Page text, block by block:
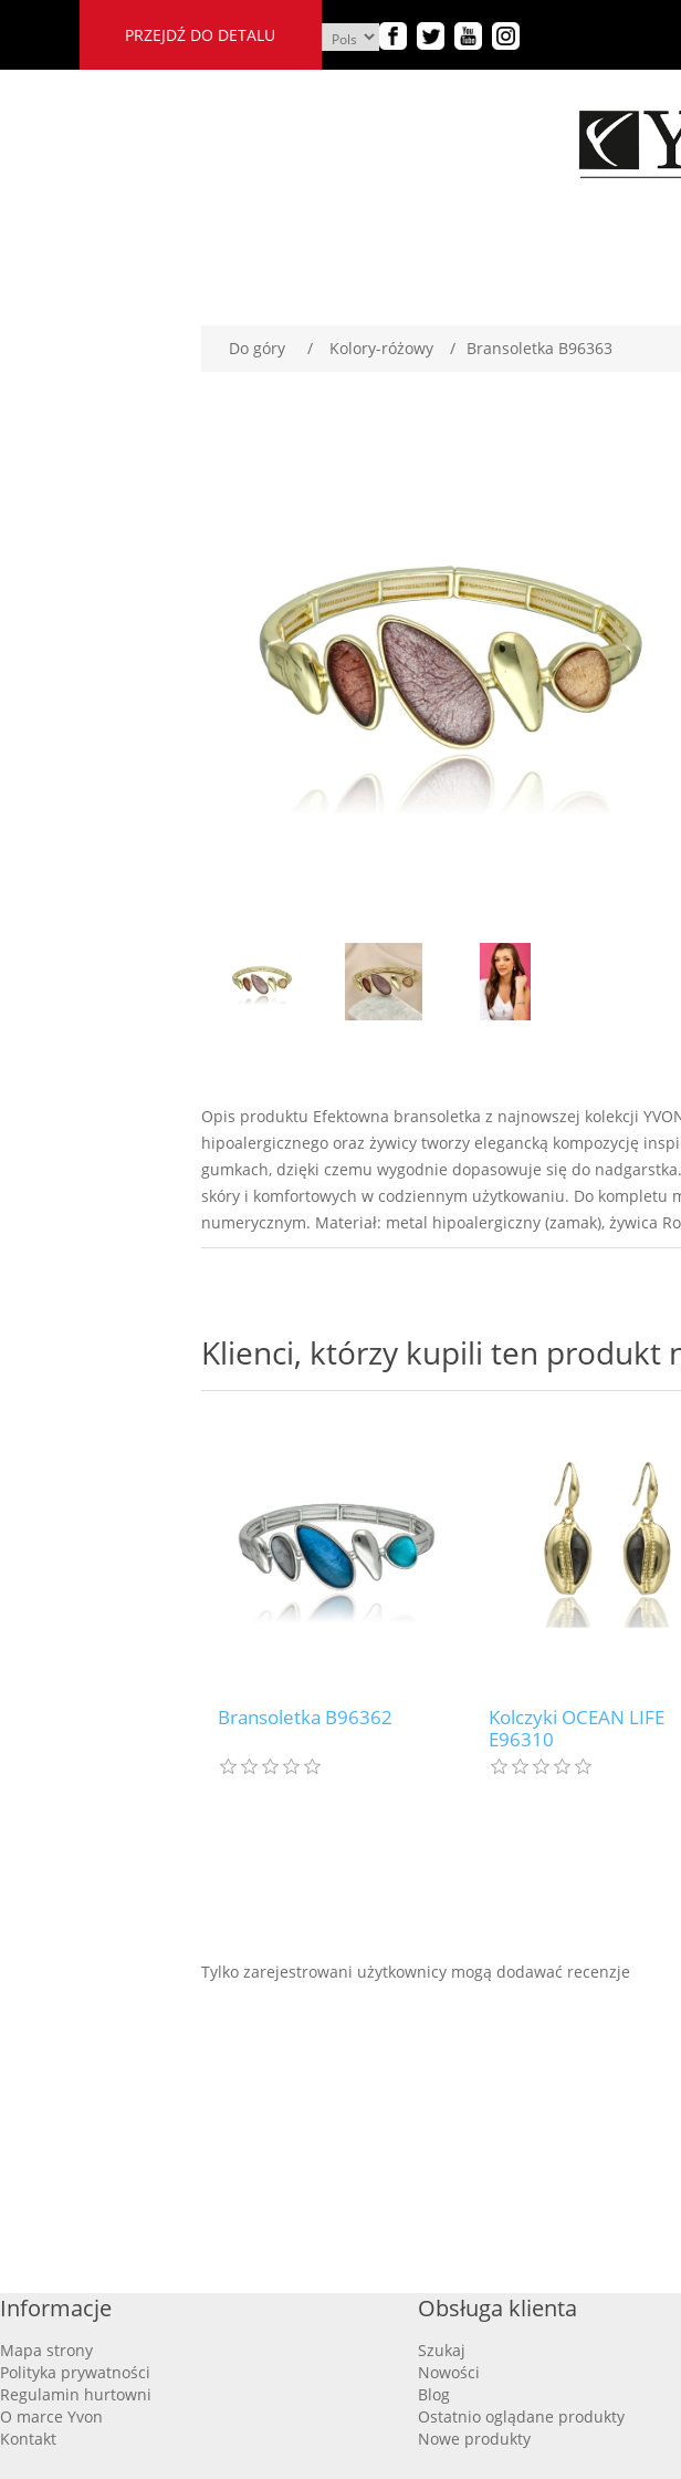
PRZEJDŹ DO DETALU
Do góry / Kolory-różowy / Bransoletka B96363
Opis produktu Efektowna bransoletka z najnowszej kolekcji
hipoalergicznego oraz żywicy tworzy elegancką kompozycję
gumkach, dzięki czemu wygodnie dopasowuje się do
skóry i komfortowych w codziennym użytkowaniu. Do kompletu
numerycznym. Materiał: metal hipoalergiczny (zamak), żywica
Klienci, którzy kupili ten produkt
Bransoletka B96362
Kolczyki OCEAN LIFE
E96310
Tylko zarejestrowani użytkownicy mogą dodawać recenzje
Informacje
Mapa strony
Polityka prywatności
Regulamin hurtowni
O marce Yvon
Kontakt
Obsługa klienta
Szukaj
Nowości
Blog
Ostatnio oglądane produkty
Nowe produkty